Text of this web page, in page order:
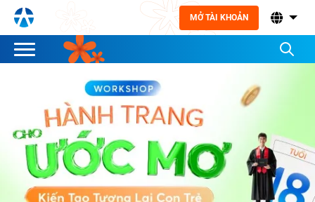
MỞ TÀI KHOẢN